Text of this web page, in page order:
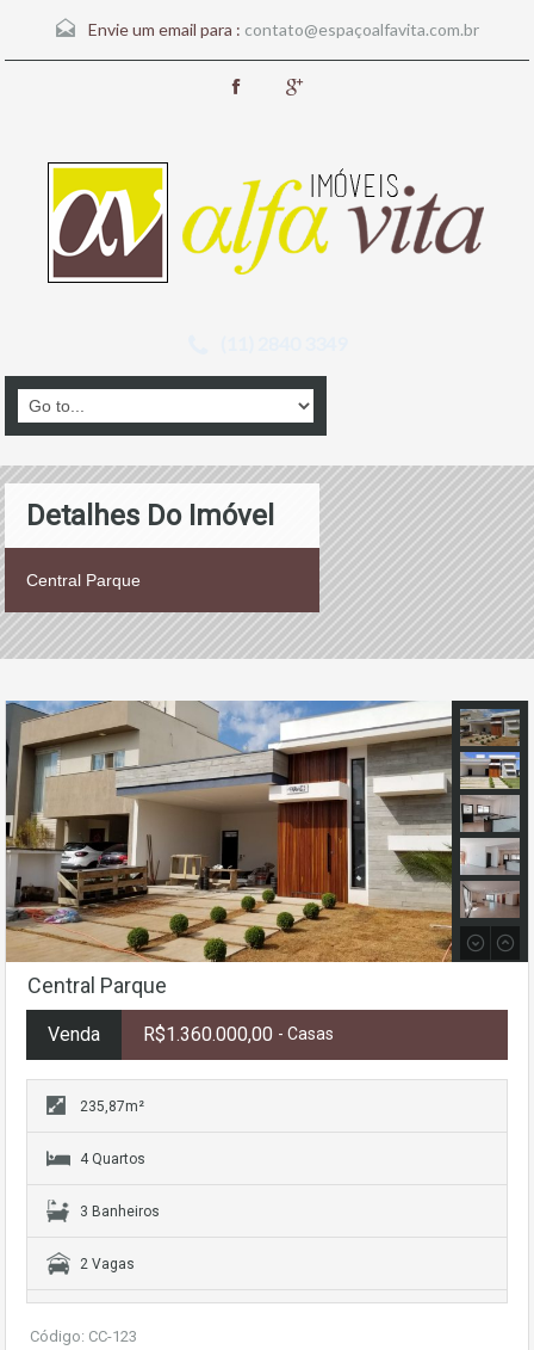
Envie um email para : contato@espaçoalfavita.com.br
Detalhes Do Imóvel
Central Parque
Central Parque
Venda R$1.360.000,00 - Casas
235,87m²
4 Quartos
3 Banheiros
2 Vagas
Código: CC-123